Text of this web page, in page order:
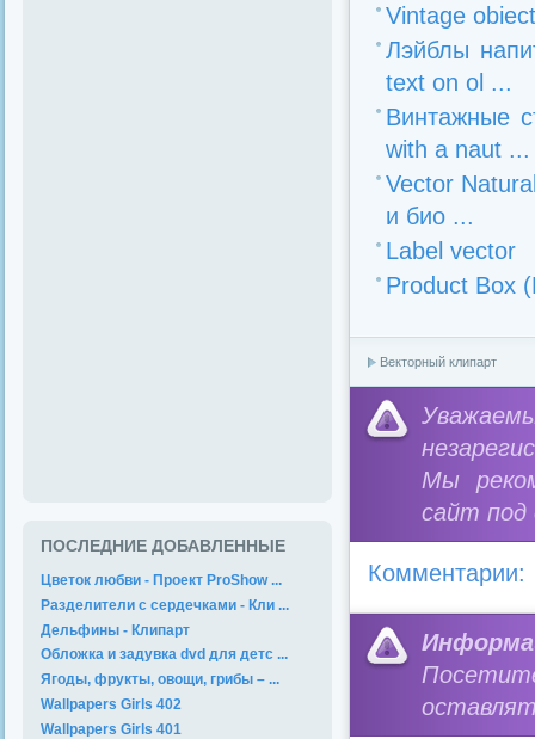
Vintage
Лэйблы
text on ol ...
Винтажные
with a naut ...
Vector
и био ...
Label vector
Product Box
Векторный клипарт
Мы
сайт под
Комментарии:
ПОСЛЕДНИЕ ДОБАВЛЕННЫЕ
Цветок любви - Проект ProShow ...
Разделители с сердечками - Кли ...
Дельфины - Клипарт
Обложка и задувка dvd для детс ...
Ягоды, фрукты, овощи, грибы – ...
Wallpapers Girls 402
Wallpapers Girls 401